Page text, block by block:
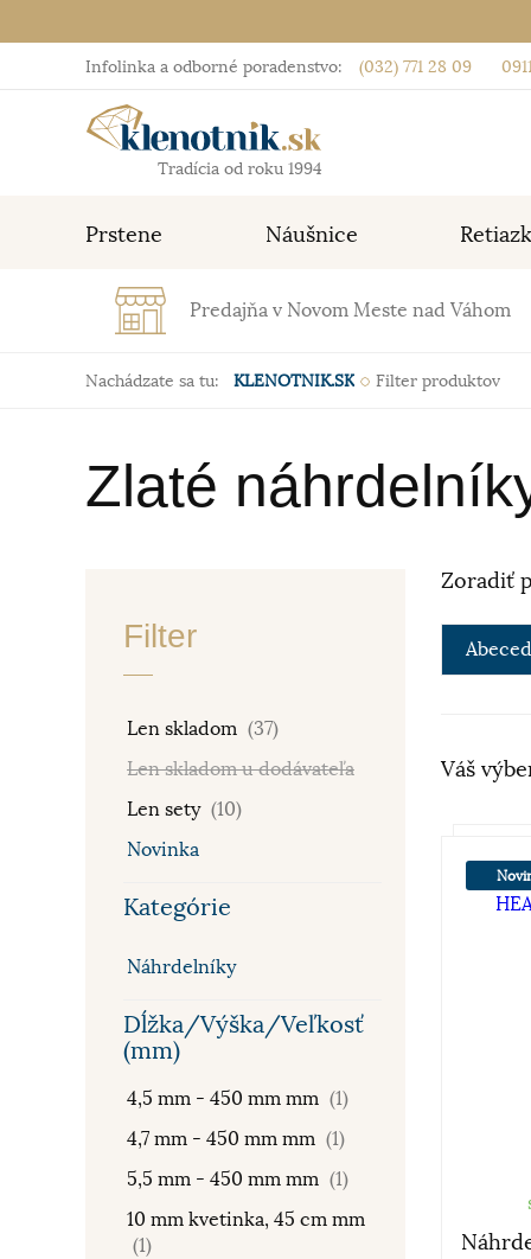
Infolinka a odborné poradenstvo: (032) 771 28 09
Tradícia od roku 1994
Prstene Náušnice
Predajňa v Novom Meste nad Váhom
Nachádzate sa tu: KLENOTNIK.SK Filter produktov
Zlaté
Filter
Len skladom (37)
Len skladom u dodávateľa
Len sety (10)
Novinka
Kategórie
Náhrdelníky
Dĺžka/Výška/Veľkosť
(mm)
4,5 mm - 450 mm mm (1)
4,7 mm - 450 mm mm (1)
5,5 mm - 450 mm mm (1)
10 mm kvetinka, 45 cm mm
(1)
Zoradiť
Váš